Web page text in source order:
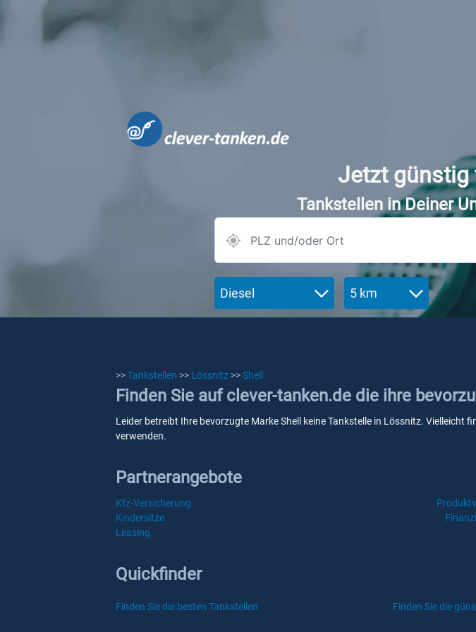
Jetzt günstig
Tankstellen in Deiner
Diesel 5 km
>>Tankstellen >> Lössnitz >>Shell
Finden Sie auf clever-tanken.de die ihre
Leider betreibt Ihre bevorzugte Marke Shell keine Tankstelle in Lössnitz. Vielleicht
verwenden.
Partnerangebote
Kfz-Versicherung
Kindersitze
Leasing
Quickfinder
Finden Sie die besten Tankstellen Finden Sie die